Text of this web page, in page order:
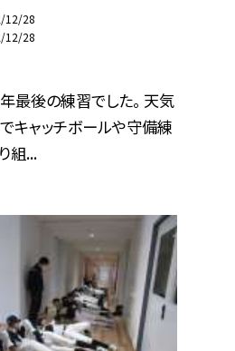
12/28
12/28
最後の練習でした。 天気
でキャッチボールや守備練
組...